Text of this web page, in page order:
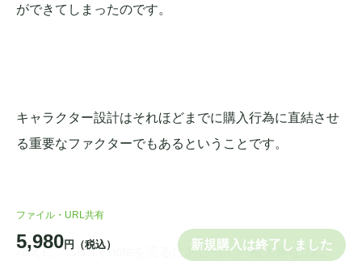
ができてしまったのです。
キャラクター設計はそれほどまでに購入行為に直結させ
る重要なファクターでもあるということです。
ゆえに、SNSでnoteを売るにあたって一番大事なのは、
ファイル・URL共有
5,980円（税込） 新規購入は終了しました